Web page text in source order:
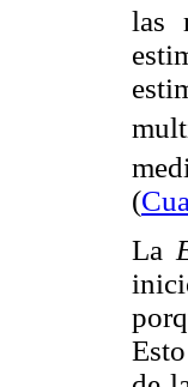
las
(
La